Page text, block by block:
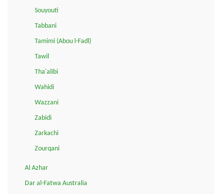
Souyouti
Tabbani
Tamimi (Abou l-Fadl)
Tawil
Tha'alibi
Wahidi
Wazzani
Zabidi
Zarkachi
Zourqani
Al Azhar
Dar al-Fatwa Australia